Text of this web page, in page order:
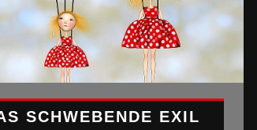
SCHWEBENDE EXIL